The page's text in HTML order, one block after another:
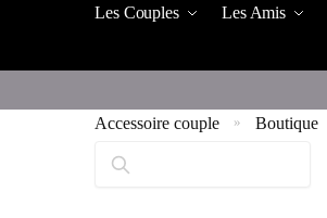
Les Couples Les Amis
Accessoire couple » Boutique